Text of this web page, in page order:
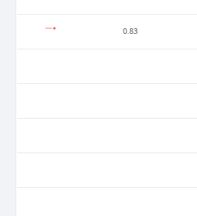
0.83